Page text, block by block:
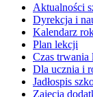
Aktualności
Dyrekcja i
Kalendarz
Plan lekcji
Czas
Dla ucznia i
Jadłospis
Zajęcia